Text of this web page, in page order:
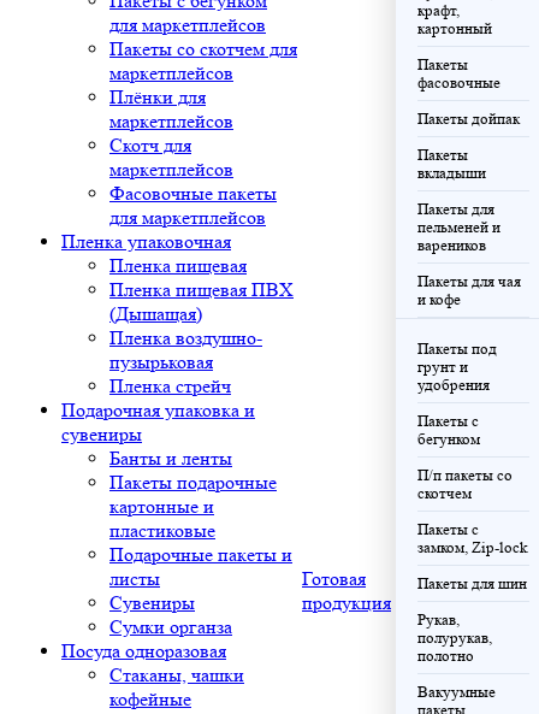
для маркетплейсов
Пакеты со скотчем для
маркетплейсов
Плёнки для
маркетплейсов
Скотч для
маркетплейсов
Фасовочные пакеты
для маркетплейсов
Пленка упаковочная
Пленка пищевая
Пленка пищевая ПВХ
(Дышащая)
Пленка воздушно-
пузырьковая
Пленка стрейч
Подарочная упаковка и
сувениры
Банты и ленты
Пакеты подарочные
картонные и
пластиковые
Подарочные пакеты и
листы
Сувениры
Сумки органза
Посуда одноразовая
Стаканы, чашки
кофейные
Готовая
продукция
крафт,
картонный
Пакеты
фасовочные
Пакеты дойпак
Пакеты
вкладыши
Пакеты для
пельменей и
вареников
Пакеты для чая
и кофе
Пакеты под
грунт и
удобрения
Пакеты с
бегунком
П/п пакеты со
скотчем
Пакеты с
замком, Zip-lock
Пакеты для шин
Рукав,
полурукав,
полотно
Вакуумные
пакеты